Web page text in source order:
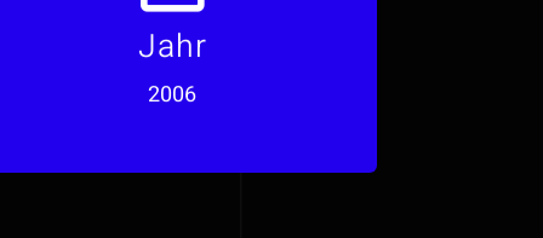
Jahr
2006
Ort
Muffathalle, München